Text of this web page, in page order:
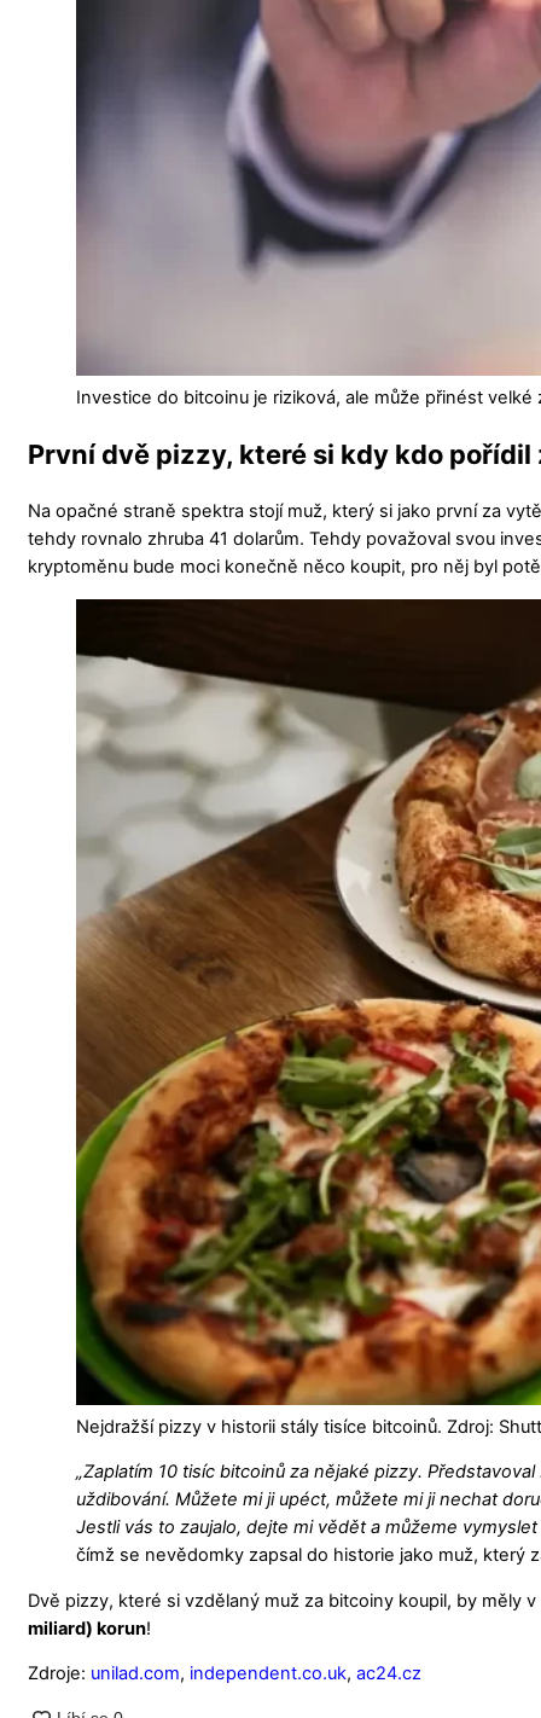
Investice do bitcoinu je riziková, ale může přinést
První dvě pizzy, které si kdy kdo
Na opačné straně spektra stojí muž, který si jako první za
tehdy rovnalo zhruba 41 dolarům. Tehdy považoval svou
kryptoměnu bude moci konečně něco koupit, pro něj byl
Nejdražší pizzy v historii stály tisíce bitcoinů. Zdroj:
„Zaplatím 10 tisíc bitcoinů za nějaké pizzy.
uždibování. Můžete mi ji upéct, můžete mi ji nechat
Jestli vás to zaujalo, dejte mi vědět a můžeme vymyslet
čímž se nevědomky zapsal do historie jako muž, který
Dvě pizzy, které si vzdělaný muž za bitcoiny koupil, by měly
miliard) korun!
Zdroje: unilad.com, independent.co.uk, ac24.cz